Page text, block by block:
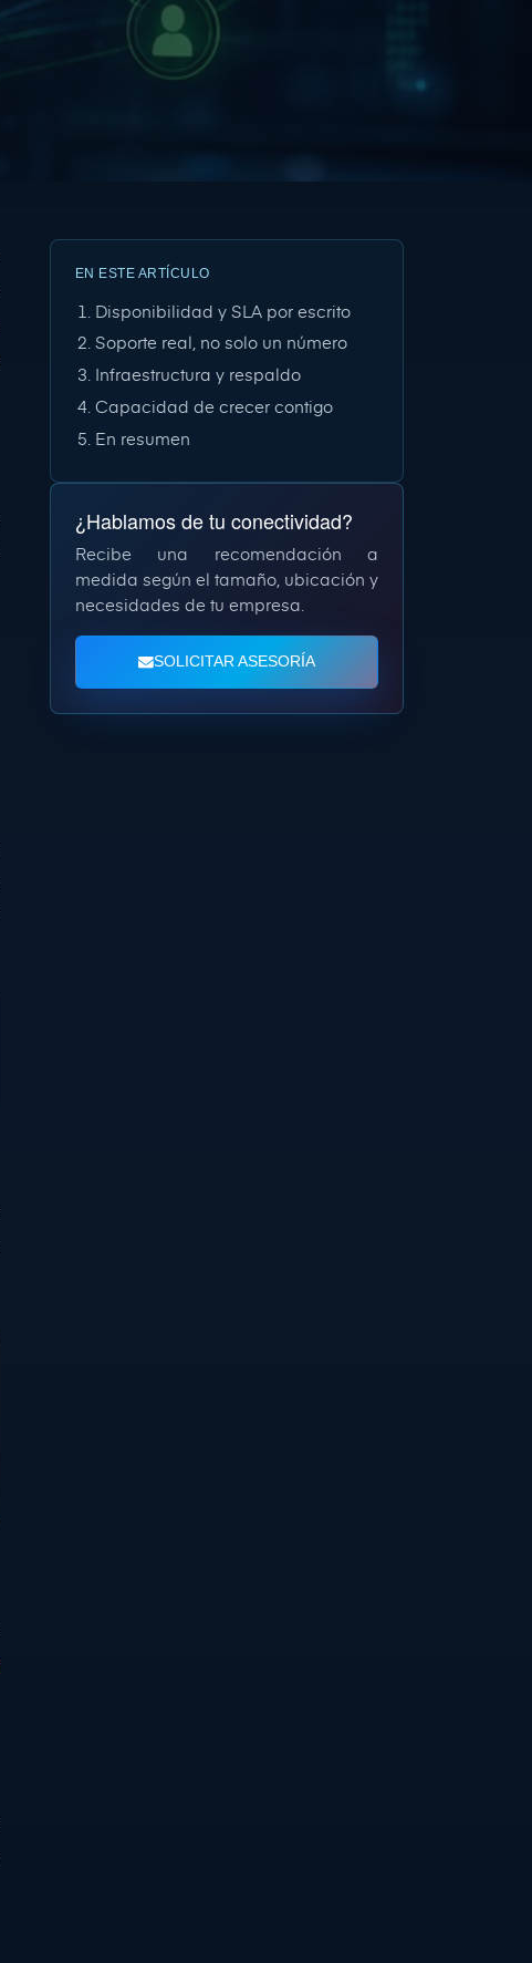
EN ESTE ARTÍCULO
Disponibilidad y SLA por escrito
Soporte real, no solo un número
Infraestructura y respaldo
Capacidad de crecer contigo
En resumen
¿Hablamos de tu conectividad?
Recibe una recomendación a
medida según el tamaño, ubicación y
necesidades de tu empresa.
SOLICITAR ASESORÍA